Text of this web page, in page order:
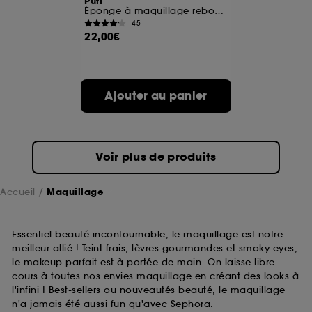
Éponge à maquillage rebondie multiusages
45
22,00€
Ajouter au panier
Voir plus de produits
Accueil Maquillage
Essentiel beauté incontournable, le maquillage est notre
meilleur allié ! Teint frais, lèvres gourmandes et smoky eyes,
le makeup parfait est à portée de main. On laisse libre
cours à toutes nos envies maquillage en créant des looks à
l'infini ! Best-sellers ou nouveautés beauté, le maquillage
n'a jamais été aussi fun qu'avec Sephora.
A l'exception des cookies techniques, le dépôt et la
lecture de ces traceurs requiert votre accord. Vous
choix" ci-dessous ou décider de "tout accepter".
Sephora pourra associer les informations de
navigation collectées par ces Cookies, pour les
sur "continuer sans accepter". Voous pouvez à tout
moment choisir de retirer votrte consentement. Si vous
souhaitez obtenir plus d'information sur les cookies